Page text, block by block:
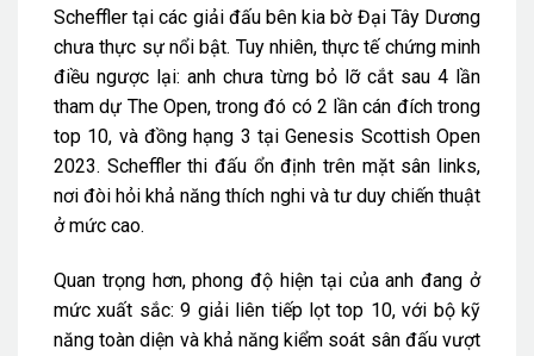
Scheffler tại các giải đấu bên kia bờ Đại Tây Dương
chưa thực sự nổi bật. Tuy nhiên, thực tế chứng minh
điều ngược lại: anh chưa từng bỏ lỡ cắt sau 4 lần
tham dự The Open, trong đó có 2 lần cán đích trong
top 10, và đồng hạng 3 tại Genesis Scottish Open
2023. Scheffler thi đấu ổn định trên mặt sân links,
nơi đòi hỏi khả năng thích nghi và tư duy chiến thuật
ở mức cao.
Quan trọng hơn, phong độ hiện tại của anh đang ở
mức xuất sắc: 9 giải liên tiếp lọt top 10, với bộ kỹ
năng toàn diện và khả năng kiểm soát sân đấu vượt